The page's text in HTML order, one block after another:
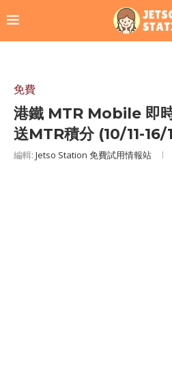
免費
港鐵 MTR Mobile 即
送MTR積分 (10/11-16/
編輯: Jetso Station 免費試用情報站